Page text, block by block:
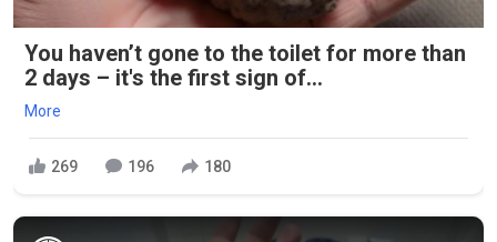
You haven’t gone to the toilet for more than
2 days – it's the first sign of...
More
269 196 180